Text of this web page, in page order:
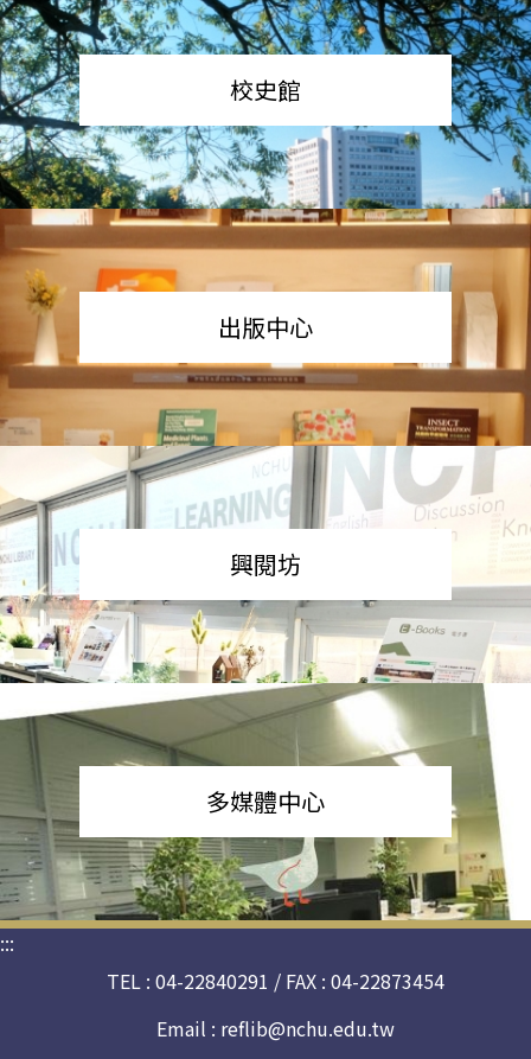
校史館
出版中心
興閱坊
多媒體中心
:::
TEL : 04-22840291 / FAX : 04-22873454
Email : reflib@nchu.edu.tw